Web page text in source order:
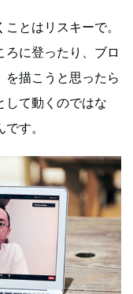
とはリスキーで。
ろに登ったり、ブロ
を描こうと思ったら
して動くのではな
す。